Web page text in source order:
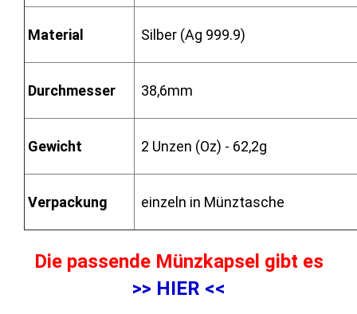
Material Silber (Ag 999.9)
Durchmesser 38,6mm
Gewicht 2 Unzen (Oz) - 62,2g
Verpackung einzeln in Münztasche
Die passende Münzkapsel gibt es
>> HIER <<